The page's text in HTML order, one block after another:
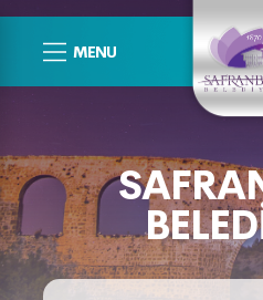
MENU